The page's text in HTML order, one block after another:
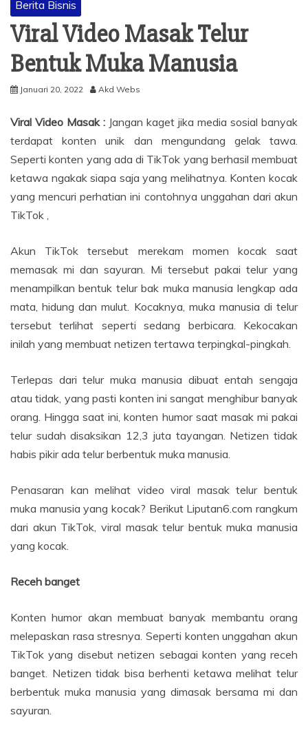
Berita Bisnis
Viral Video Masak Telur
Bentuk Muka Manusia
Januari 20, 2022 Akd Webs
Viral Video Masak : Jangan kaget jika media sosial banyak
terdapat konten unik dan mengundang gelak tawa.
Seperti konten yang ada di TikTok yang berhasil membuat
ketawa ngakak siapa saja yang melihatnya. Konten kocak
yang mencuri perhatian ini contohnya unggahan dari akun
TikTok ,
Akun TikTok tersebut merekam momen kocak saat
memasak mi dan sayuran. Mi tersebut pakai telur yang
menampilkan bentuk telur bak muka manusia lengkap ada
mata, hidung dan mulut. Kocaknya, muka manusia di telur
tersebut terlihat seperti sedang berbicara. Kekocakan
inilah yang membuat netizen tertawa terpingkal-pingkah.
Terlepas dari telur muka manusia dibuat entah sengaja
atau tidak, yang pasti konten ini sangat menghibur banyak
orang. Hingga saat ini, konten humor saat masak mi pakai
telur sudah disaksikan 12,3 juta tayangan. Netizen tidak
habis pikir ada telur berbentuk muka manusia.
Penasaran kan melihat video viral masak telur bentuk
muka manusia yang kocak? Berikut Liputan6.com rangkum
dari akun TikTok, viral masak telur bentuk muka manusia
yang kocak.
Receh banget
Konten humor akan membuat banyak membantu orang
melepaskan rasa stresnya. Seperti konten unggahan akun
TikTok yang disebut netizen sebagai konten yang receh
banget. Netizen tidak bisa berhenti ketawa melihat telur
berbentuk muka manusia yang dimasak bersama mi dan
sayuran.